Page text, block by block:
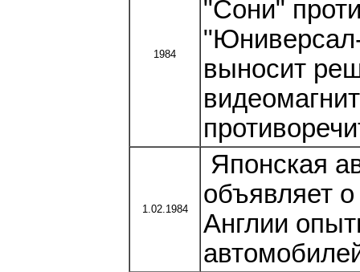
1984
"Сони"
выносит
1.02.1984
Японская
объявляет
Англии